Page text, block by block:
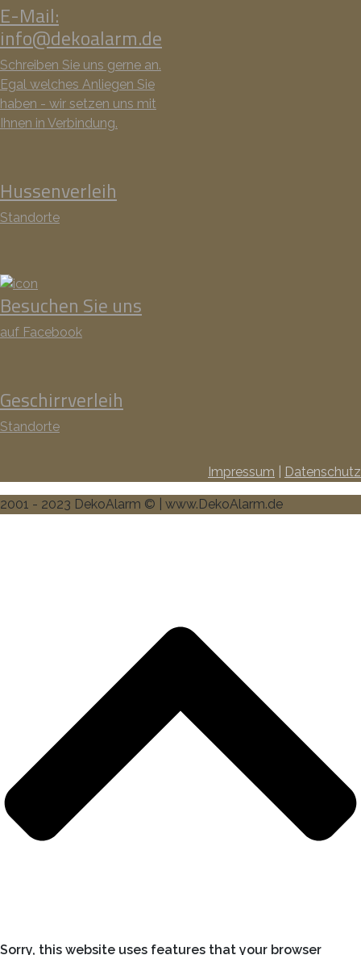
E-Mail:
info@dekoalarm.de
Schreiben Sie uns gerne an.
Egal welches Anliegen Sie
haben - wir setzen uns mit
Ihnen in Verbindung.
Hussenverleih
Standorte
Besuchen Sie uns
auf Facebook
Geschirrverleih
Standorte
Impressum Datenschutz
2001 - 2023 DekoAlarm © | www.DekoAlarm.de
Sorry, this website uses features that your browser